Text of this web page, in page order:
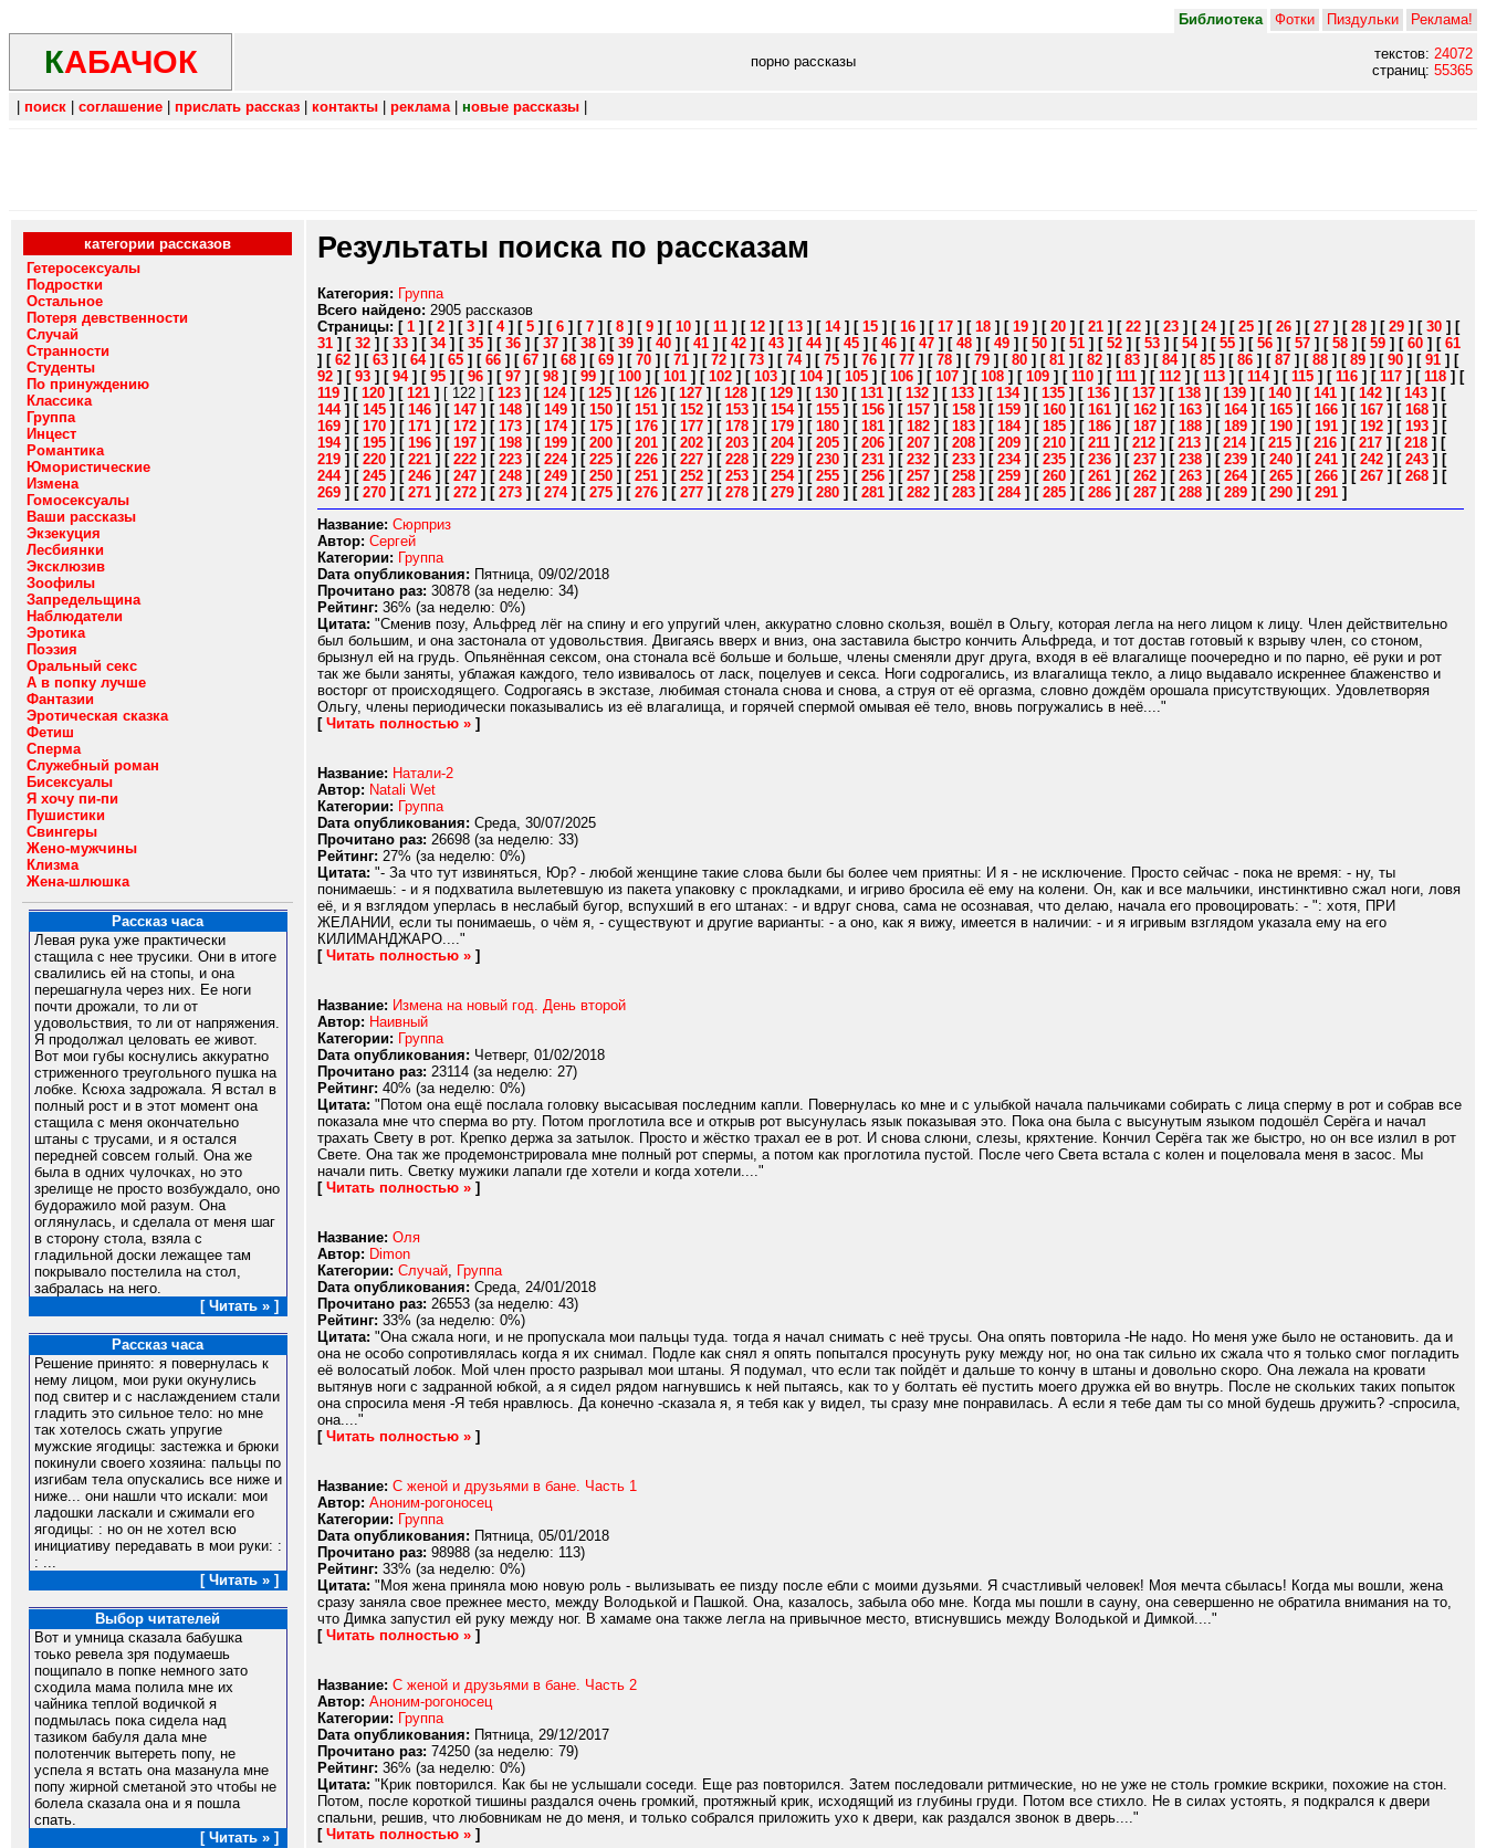
Библиотека Фотки Пиздульки Реклама!
КАБАЧОК порно рассказы текстов: 24072
страниц: 55365
поиск соглашение прислать рассказ контакты реклама| новые рассказы
категории рассказов
Гетеросексуалы
Подростки
Остальное
Потеря девственности
Случай
Странности
Студенты
По принуждению
Классика
Группа
Инцест
Романтика
Юмористические
Измена
Гомосексуалы
Ваши рассказы
Экзекуция
Лесбиянки
Эксклюзив
Зоофилы
Запредельщина
Наблюдатели
Эротика
Поэзия
Оральный секс
А в попку лучше
Фантазии
Эротическая сказка
Фетиш
Сперма
Служебный роман
Бисексуалы
Я хочу пи-пи
Пушистики
Свингеры
Жено-мужчины
Клизма
Жена-шлюшка
Рассказ часа
Левая рука уже практически
стащила с нее трусики. Они в итоге
свалились ей на стопы, и она
перешагнула через них. Ее ноги
почти дрожали, то ли от
удовольствия, то ли от напряжения.
Я продолжал целовать ее живот.
Вот мои губы коснулись аккуратно
стриженного треугольного пушка на
лобке. Ксюха задрожала. Я встал в
полный рост и в этот момент она
стащила с меня окончательно
штаны с трусами, и я остался
передней совсем голый. Она же
была в одних чулочках, но это
зрелище не просто возбуждало, оно
будоражило мой разум. Она
оглянулась, и сделала от меня шаг
в сторону стола, взяла с
гладильной доски лежащее там
покрывало постелила на стол,
забралась на него.
[ Читать » ]
Рассказ часа
Решение принято: я повернулась к
нему лицом, мои руки окунулись
под свитер и с наслаждением стали
гладить это сильное тело: но мне
так хотелось сжать упругие
мужские ягодицы: застежка и брюки
покинули своего хозяина: пальцы по
изгибам тела опускались все ниже и
ниже... они нашли что искали: мои
ладошки ласкали и сжимали его
ягодицы: : но он не хотел всю
инициативу передавать в мои руки: :
: ...
[ Читать » ]
Выбор читателей
Вот и умница сказала бабушка
тоько ревела зря подумаешь
пощипало в попке немного зато
сходила мама полила мне их
чайника теплой водичкой я
подмылась пока сидела над
тазиком бабуля дала мне
полотенчик вытереть попу, не
успела я встать она мазанула мне
попу жирной сметаной это чтобы не
болела сказала она и я пошла
спать.
[ Читать » ]
Результаты поиска по рассказам
Категория: Группа
Всего найдено: 2905 рассказов
Страницы: [ 1 ] [ 2 ] [ 3 ] [ 4] [ 5 ] [ 6 ] [ 7 ] [ 8 ] [ 9 ] [ 10 ] [ 11 ] [ 12 ] [ 13 ] [ 14] [ 15 ] [ 16 ] [ 17 ] [ 18 ] [ 19 ] [ 20 ] [ 21 ] [ 22 ] [ 23 ] [ 24] [ 25 ] [ 26 ] [ 27 ] [ 28 ] [ 29 ] [ 30 ] [
31 ] [ 32 ] [ 33 ] [ 34] [ 35 ] [ 36 ] [ 37 ] [ 38 ] [ 39 ] [ 40 ] [ 41 ] [ 42 ] [ 43 ] [ 44] [ 45 ] [ 46 ] [ 47 ] [ 48 ] [ 49 ] [ 50 ] [ 51 ] [ 52 ] [ 53 ] [ 54] [ 55 ] [ 56 ] [ 57 ] [ 58 ] [ 59 ] [ 60 ] [ 61
] [ 62 ] [ 63 ] [ 64] [ 65 ] [ 66 ] [ 67 ] [ 68 ] [ 69 ] [ 70 ] [ 71 ] [ 72 ] [ 73 ] [ 74] [ 75 ] [ 76 ] [ 77 ] [ 78 ] [ 79 ] [ 80 ] [ 81 ] [ 82 ] [ 83 ] [ 84] [ 85 ] [ 86 ] [ 87 ] [ 88 ] [ 89 ] [ 90 ] [ 91 ] [
92 ] [ 93 ] [ 94] [ 95 ] [ 96 ] [ 97 ] [ 98 ] [ 99 ] [ 100 ] [ 101 ] [ 102 ] [ 103 ] [ 104] [ 105 ] [ 106 ] [ 107 ] [ 108 ] [ 109 ] [ 110 ] [ 111 ] [ 112 ] [ 113 ] [ 114] [ 115 ] [ 116 ] [ 117 ] [ 118 ] [
119 ] [ 120 ] [ 121 ] [ 122 ] [ 123 ] [ 124] [ 125 ] [ 126 ] [ 127 ] [ 128 ] [ 129 ] [ 130 ] [ 131 ] [ 132 ] [ 133 ] [ 134] [ 135 ] [ 136 ] [ 137 ] [ 138 ] [ 139 ] [ 140 ] [ 141 ] [ 142 ] [ 143 ] [
144] [ 145 ] [ 146 ] [ 147 ] [ 148 ] [ 149 ] [ 150 ] [ 151 ] [ 152 ] [ 153 ] [ 154] [ 155 ] [ 156 ] [ 157 ] [ 158 ] [ 159 ] [ 160 ] [ 161 ] [ 162 ] [ 163 ] [ 164] [ 165 ] [ 166 ] [ 167 ] [ 168 ] [
169 ] [ 170 ] [ 171 ] [ 172 ] [ 173 ] [ 174] [ 175 ] [ 176 ] [ 177 ] [ 178 ] [ 179 ] [ 180 ] [ 181 ] [ 182 ] [ 183 ] [ 184] [ 185 ] [ 186 ] [ 187 ] [ 188 ] [ 189 ] [ 190 ] [ 191 ] [ 192 ] [ 193 ] [
194] [ 195 ] [ 196 ] [ 197 ] [ 198 ] [ 199 ] [ 200 ] [ 201 ] [ 202 ] [ 203 ] [ 204] [ 205 ] [ 206 ] [ 207 ] [ 208 ] [ 209 ] [ 210 ] [ 211 ] [ 212 ] [ 213 ] [ 214] [ 215 ] [ 216 ] [ 217 ] [ 218 ] [
219 ] [ 220 ] [ 221 ] [ 222 ] [ 223 ] [ 224] [ 225 ] [ 226 ] [ 227 ] [ 228 ] [ 229 ] [ 230 ] [ 231 ] [ 232 ] [ 233 ] [ 234] [ 235 ] [ 236 ] [ 237 ] [ 238 ] [ 239 ] [ 240 ] [ 241 ] [ 242 ] [ 243 ] [
244] [ 245 ] [ 246 ] [ 247 ] [ 248 ] [ 249 ] [ 250 ] [ 251 ] [ 252 ] [ 253 ] [ 254] [ 255 ] [ 256 ] [ 257 ] [ 258 ] [ 259 ] [ 260 ] [ 261 ] [ 262 ] [ 263 ] [ 264] [ 265 ] [ 266 ] [ 267 ] [ 268 ] [
269 ] [ 270 ] [ 271 ] [ 272 ] [ 273 ] [ 274] [ 275 ] [ 276 ] [ 277 ] [ 278 ] [ 279 ] [ 280 ] [ 281 ] [ 282 ] [ 283 ] [ 284] [ 285 ] [ 286 ] [ 287 ] [ 288 ] [ 289 ] [ 290 ] [ 291 ]
Название: Сюрприз
Автор: Сергей
Категории: Группа
Dата опубликования: Пятница, 09/02/2018
Прочитано раз: 30878 (за неделю: 34)
Рейтинг: 36% (за неделю: 0%)
Цитата: "Сменив позу, Альфред лёг на спину и его упругий член, аккуратно словно скользя, вошёл в Ольгу, которая легла на него лицом к лицу. Член действительно
был большим, и она застонала от удовольствия. Двигаясь вверх и вниз, она заставила быстро кончить Альфреда, и тот достав готовый к взрыву член, со стоном,
брызнул ей на грудь. Опьянённая сексом, она стонала всё больше и больше, члены сменяли друг друга, входя в её влагалище поочередно и по парно, её руки и рот
так же были заняты, ублажая каждого, тело извивалось от ласк, поцелуев и секса. Ноги содрогались, из влагалища текло, а лицо выдавало искреннее блаженство и
восторг от происходящего. Содрогаясь в экстазе, любимая стонала снова и снова, а струя от её оргазма, словно дождём орошала присутствующих. Удовлетворяя
Ольгу, члены периодически показывались из её влагалища, и горячей спермой омывая её тело, вновь погружались в неё...."
[ Читать полностью » ]
Название: Натали-2
Автор: Natali Wet
Категории: Группа
Dата опубликования: Среда, 30/07/2025
Прочитано раз: 26698 (за неделю: 33)
Рейтинг: 27% (за неделю: 0%)
Цитата: "- За что тут извиняться, Юр? - любой женщине такие слова были бы более чем приятны: И я - не исключение. Просто сейчас - пока не время: - ну, ты
понимаешь: - и я подхватила вылетевшую из пакета упаковку с прокладками, и игриво бросила её ему на колени. Он, как и все мальчики, инстинктивно сжал ноги, ловя
её, и я взглядом уперлась в неслабый бугор, вспухший в его штанах: - и вдруг снова, сама не осознавая, что делаю, начала его провоцировать: - ": хотя, ПРИ
ЖЕЛАНИИ, если ты понимаешь, о чём я, - существуют и другие варианты: - а оно, как я вижу, имеется в наличии: - и я игривым взглядом указала ему на его
КИЛИМАНДЖАРО...."
[ Читать полностью » ]
Название: Измена на новый год. День второй
Автор: Наивный
Категории: Группа
Dата опубликования: Четверг, 01/02/2018
Прочитано раз: 23114 (за неделю: 27)
Рейтинг: 40% (за неделю: 0%)
Цитата: "Потом она ещё послала головку высасывая последним капли. Повернулась ко мне и с улыбкой начала пальчиками собирать с лица сперму в рот и собрав все
показала мне что сперма во рту. Потом проглотила все и открыв рот высунулась язык показывая это. Пока она была с высунутым языком подошёл Серёга и начал
трахать Свету в рот. Крепко держа за затылок. Просто и жёстко трахал ее в рот. И снова слюни, слезы, кряхтение. Кончил Серёга так же быстро, но он все излил в рот
Свете. Она так же продемонстрировала мне полный рот спермы, а потом как проглотила пустой. После чего Света встала с колен и поцеловала меня в засос. Мы
начали пить. Светку мужики лапали где хотели и когда хотели...."
[ Читать полностью » ]
Название: Оля
Автор: Dimon
Категории: Случай, Группа
Dата опубликования: Среда, 24/01/2018
Прочитано раз: 26553 (за неделю: 43)
Рейтинг: 33% (за неделю: 0%)
Цитата: "Она сжала ноги, и не пропускала мои пальцы туда. тогда я начал снимать с неё трусы. Она опять повторила -Не надо. Но меня уже было не остановить. да и
она не особо сопротивлялась когда я их снимал. Подле как снял я опять попытался просунуть руку между ног, но она так сильно их сжала что я только смог погладить
её волосатый лобок. Мой член просто разрывал мои штаны. Я подумал, что если так пойдёт и дальше то кончу в штаны и довольно скоро. Она лежала на кровати
вытянув ноги с задранной юбкой, а я сидел рядом нагнувшись к ней пытаясь, как то у болтать её пустить моего дружка ей во внутрь. После не скольких таких попыток
она спросила меня -Я тебя нравлюсь. Да конечно -сказала я, я тебя как у видел, ты сразу мне понравилась. А если я тебе дам ты со мной будешь дружить? -спросила,
она...."
[ Читать полностью » ]
Название: С женой и друзьями в бане. Часть 1
Автор: Аноним-рогоносец
Категории: Группа
Dата опубликования: Пятница, 05/01/2018
Прочитано раз: 98988 (за неделю: 113)
Рейтинг: 33% (за неделю: 0%)
Цитата: "Моя жена приняла мою новую роль - вылизывать ее пизду после ебли с моими дузьями. Я счастливый человек! Моя мечта сбылась! Когда мы вошли, жена
сразу заняла свое прежнее место, между Володькой и Пашкой. Она, казалось, забыла обо мне. Когда мы пошли в сауну, она севершенно не обратила внимания на то,
что Димка запустил ей руку между ног. В хамаме она также легла на привычное место, втиснувшись между Володькой и Димкой...."
[ Читать полностью » ]
Название: С женой и друзьями в бане. Часть 2
Автор: Аноним-рогоносец
Категории: Группа
Dата опубликования: Пятница, 29/12/2017
Прочитано раз: 74250 (за неделю: 79)
Рейтинг: 36% (за неделю: 0%)
Цитата: "Крик повторился. Как бы не услышали соседи. Еще раз повторился. Затем последовали ритмические, но не уже не столь громкие вскрики, похожие на стон.
Потом, после короткой тишины раздался очень громкий, протяжный крик, исходящий из глубины груди. Потом все стихло. Не в силах устоять, я подкрался к двери
спальни, решив, что любовникам не до меня, и только собрался приложить ухо к двери, как раздался звонок в дверь...."
[ Читать полностью » ]